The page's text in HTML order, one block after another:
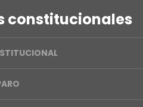
constitucionales